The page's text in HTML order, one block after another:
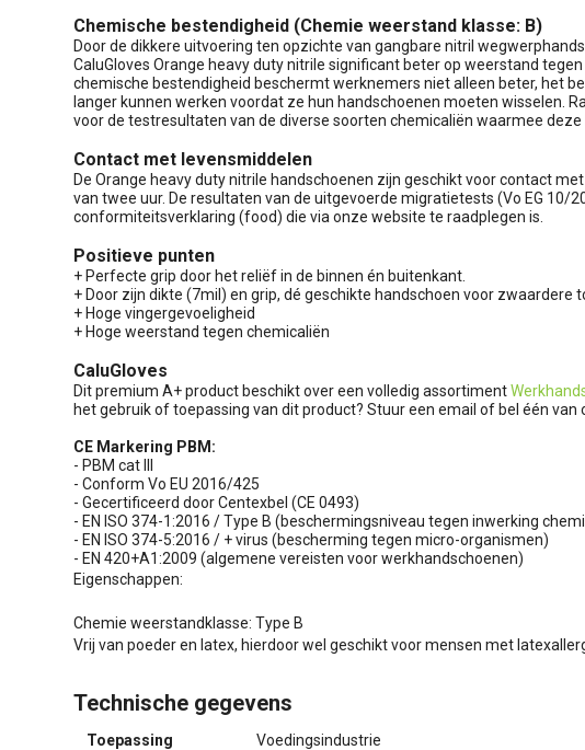
Chemische bestendigheid (Chemie weerstand klasse: B)
Door de dikkere uitvoering ten opzichte van gangbare nitril
CaluGloves Orange heavy duty nitrile significant beter op weerstand
chemische bestendigheid beschermt werknemers niet alleen beter, het
langer kunnen werken voordat ze hun handschoenen moeten wisselen.
voor de testresultaten van de diverse soorten chemicaliën waarmee deze
Contact met levensmiddelen
De Orange heavy duty nitrile handschoenen zijn geschikt voor contact
van twee uur. De resultaten van de uitgevoerde migratietests (Vo EG 10/
conformiteitsverklaring (food) die via onze website te raadplegen is.
Positieve punten
+ Perfecte grip door het reliëf in de binnen én buitenkant.
+ Door zijn dikte (7mil) en grip, dé geschikte handschoen voor zwaardere
+ Hoge vingergevoeligheid
+ Hoge weerstand tegen chemicaliën
CaluGloves
Dit premium A+ product beschikt over een volledig assortiment
het gebruik of toepassing van dit product? Stuur een email of bel één van
CE Markering PBM:
- PBM cat III
- Conform Vo EU 2016/425
- Gecertificeerd door Centexbel (CE 0493)
- EN ISO 374-1:2016 / Type B (beschermingsniveau tegen inwerking
- EN ISO 374-5:2016 / + virus (bescherming tegen micro-organismen)
- EN 420+A1:2009 (algemene vereisten voor werkhandschoenen)
Eigenschappen:
Chemie weerstandklasse: Type B
Vrij van poeder en latex, hierdoor wel geschikt voor mensen met
Technische gegevens
Toepassing Voedingsindustrie